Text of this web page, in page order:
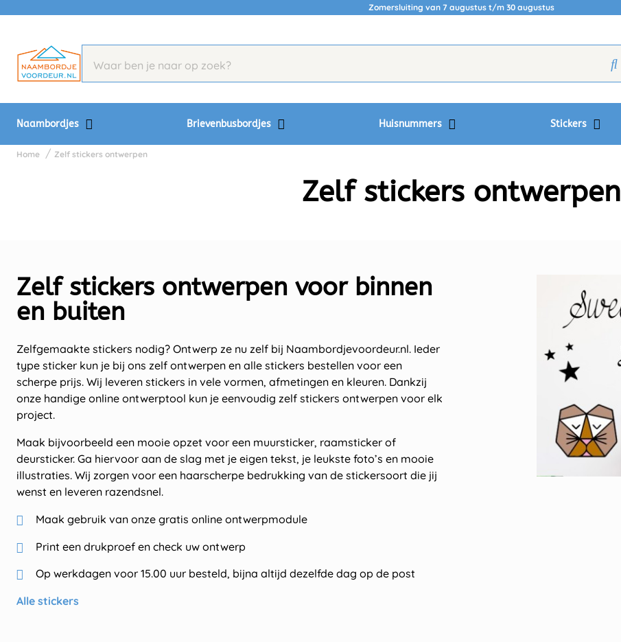
Zomersluiting van 7 augustus t/m 30 augustus
Naambordjes Brievenbusbordjes Huisnummers Stickers
Home Zelf stickers ontwerpen
Zelf stickers ontwerpen
Zelf stickers ontwerpen voor binnen
en buiten
Zelfgemaakte stickers nodig? Ontwerp ze nu zelf bij Naambordjevoordeur.nl. Ieder
type sticker kun je bij ons zelf ontwerpen en alle stickers bestellen voor een
scherpe prijs. Wij leveren stickers in vele vormen, afmetingen en kleuren. Dankzij
onze handige online ontwerptool kun je eenvoudig zelf stickers ontwerpen voor elk
project.
Maak bijvoorbeeld een mooie opzet voor een muursticker, raamsticker of
deursticker. Ga hiervoor aan de slag met je eigen tekst, je leukste foto’s en mooie
illustraties. Wij zorgen voor een haarscherpe bedrukking van de stickersoort die jij
wenst en leveren razendsnel.
Maak gebruik van onze gratis online ontwerpmodule
Print een drukproef en check uw ontwerp
Op werkdagen voor 15.00 uur besteld, bijna altijd dezelfde dag op de post
Alle stickers